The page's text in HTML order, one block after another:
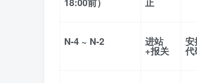
18:00前） 止
N-4 ~ N-2 进站
+报关
安
代